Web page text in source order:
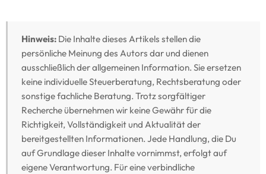
Hinweis:Die Inhalte dieses Artikels stellen die
persönliche Meinung des Autors dar und dienen
ausschließlich der allgemeinen Information. Sie ersetzen
keine individuelle Steuerberatung, Rechtsberatung oder
sonstige fachliche Beratung. Trotz sorgfältiger
Recherche übernehmen wir keine Gewähr für die
Richtigkeit, Vollständigkeit und Aktualität der
bereitgestellten Informationen. Jede Handlung, die Du
auf Grundlage dieser Inhalte vornimmst, erfolgt auf
eigene Verantwortung. Für eine verbindliche